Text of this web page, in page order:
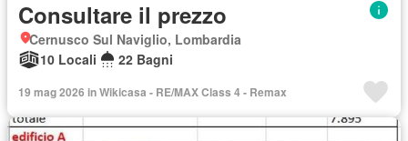
Consultare il prezzo
Cernusco Sul Naviglio, Lombardia
10 Locali
22 Bagni
19 mag 2026 in Wikicasa - RE/MAX Class 4 - Remax